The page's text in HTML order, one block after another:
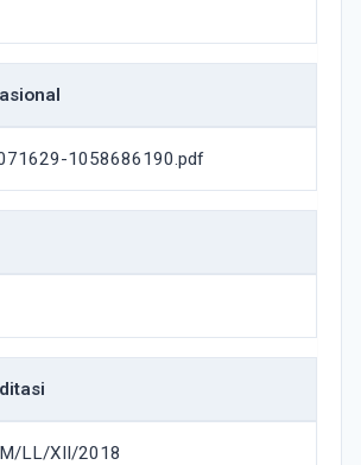
1058686190.pdf
LL/XII/2018